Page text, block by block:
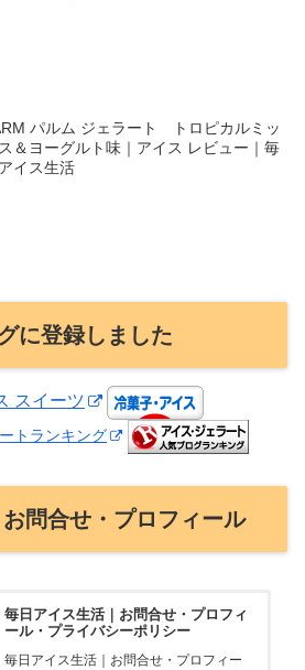
パルム ジェラート トロピカルミッ
＆ヨーグルト味｜アイス レビュー｜毎
イス生活
に登録しました
スイーツ
トランキング
問合せ・プロフィール
毎日アイス生活｜お問合せ・プロフィ
ール・プライバシーポリシー
毎日アイス生活｜お問合せ・プロフィー